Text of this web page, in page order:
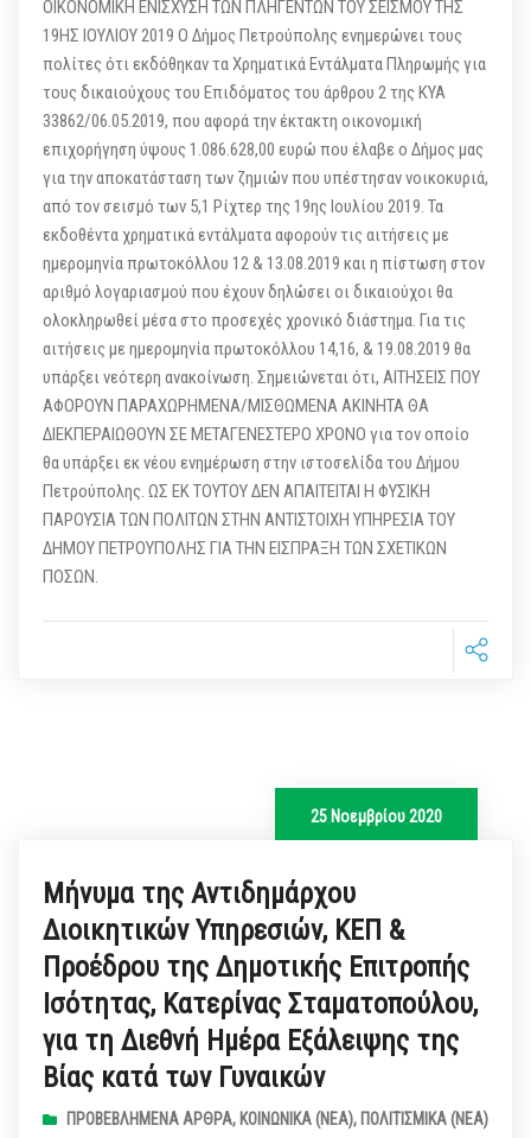
ΟΙΚΟΝΟΜΙΚΗ ΕΝΙΣΧΥΣΗ ΤΩΝ ΠΛΗΓΕΝΤΩΝ ΤΟΥ ΣΕΙΣΜΟΥ ΤΗΣ
19ΗΣ ΙΟΥΛΙΟΥ 2019 Ο Δήμος Πετρούπολης ενημερώνει τους
πολίτες ότι εκδόθηκαν τα Χρηματικά Εντάλματα Πληρωμής για
τους δικαιούχους του Επιδόματος του άρθρου 2 της ΚΥΑ
33862/06.05.2019, που αφορά την έκτακτη οικονομική
επιχορήγηση ύψους 1.086.628,00 ευρώ που έλαβε ο Δήμος μας
για την αποκατάσταση των ζημιών που υπέστησαν νοικοκυριά,
από τον σεισμό των 5,1 Ρίχτερ της 19ης Ιουλίου 2019. Τα
εκδοθέντα χρηματικά εντάλματα αφορούν τις αιτήσεις με
ημερομηνία πρωτοκόλλου 12 & 13.08.2019 και η πίστωση στον
αριθμό λογαριασμού που έχουν δηλώσει οι δικαιούχοι θα
ολοκληρωθεί μέσα στο προσεχές χρονικό διάστημα. Για τις
αιτήσεις με ημερομηνία πρωτοκόλλου 14,16, & 19.08.2019 θα
υπάρξει νεότερη ανακοίνωση. Σημειώνεται ότι, ΑΙΤΗΣΕΙΣ ΠΟΥ
ΑΦΟΡΟΥΝ ΠΑΡΑΧΩΡΗΜΕΝΑ/ΜΙΣΘΩΜΕΝΑ ΑΚΙΝΗΤΑ ΘΑ
ΔΙΕΚΠΕΡΑΙΩΘΟΥΝ ΣΕ ΜΕΤΑΓΕΝΕΣΤΕΡΟ ΧΡΟΝΟ για τον οποίο
θα υπάρξει εκ νέου ενημέρωση στην ιστοσελίδα του Δήμου
Πετρούπολης. ΩΣ ΕΚ ΤΟΥΤΟΥ ΔΕΝ ΑΠΑΙΤΕΙΤΑΙ Η ΦΥΣΙΚΗ
ΠΑΡΟΥΣΙΑ ΤΩΝ ΠΟΛΙΤΩΝ ΣΤΗΝ ΑΝΤΙΣΤΟΙΧΗ ΥΠΗΡΕΣΙΑ ΤΟΥ
ΔΗΜΟΥ ΠΕΤΡΟΥΠΟΛΗΣ ΓΙΑ ΤΗΝ ΕΙΣΠΡΑΞΗ ΤΩΝ ΣΧΕΤΙΚΩΝ
ΠΟΣΩΝ.
25 Νοεμβρίου 2020
Μήνυμα της Αντιδημάρχου
Διοικητικών Υπηρεσιών, ΚΕΠ &
Προέδρου της Δημοτικής Επιτροπής
Ισότητας, Κατερίνας Σταματοπούλου,
για τη Διεθνή Ημέρα Εξάλειψης της
Βίας κατά των Γυναικών
ΠΡΟΒΕΒΛΗΜΈΝΑ ΆΡΘΡΑ, ΚΟΙΝΩΝΙΚΆ (ΝΕΑ), ΠΟΛΙΤΙΣΜΙΚΆ (ΝΕΑ)